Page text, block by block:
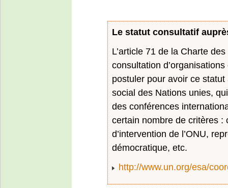
Le statut consultatif
L’article 71 de la Charte
consultation
postuler pour avoir ce
social des Nations unies,
des conférences
certain nombre de critères :
d’intervention de l’ONU,
démocratique, etc.
http://www.un.org/esa/